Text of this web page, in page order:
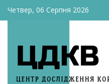
Четвер, 06 Серпня 2026